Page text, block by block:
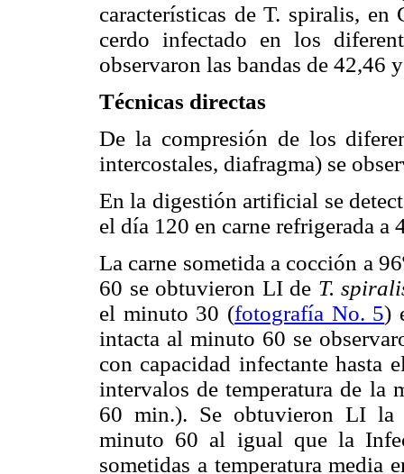
características de T. spiralis,
cerdo infectado en los
observaron las bandas de 42,46
Técnicas directas
De la compresión de los
intercostales, diafragma) se
En la digestión artificial se
el día 120 en carne refrigerada a
La carne sometida a cocción a
60 se obtuvieron LI de T.
el minuto 30 (fotografía No. 5)
intacta al minuto 60 se
con capacidad infectante hasta
intervalos de temperatura de la
60 min.). Se obtuvieron LI la
minuto 60 al igual que la
sometidas a temperatura media